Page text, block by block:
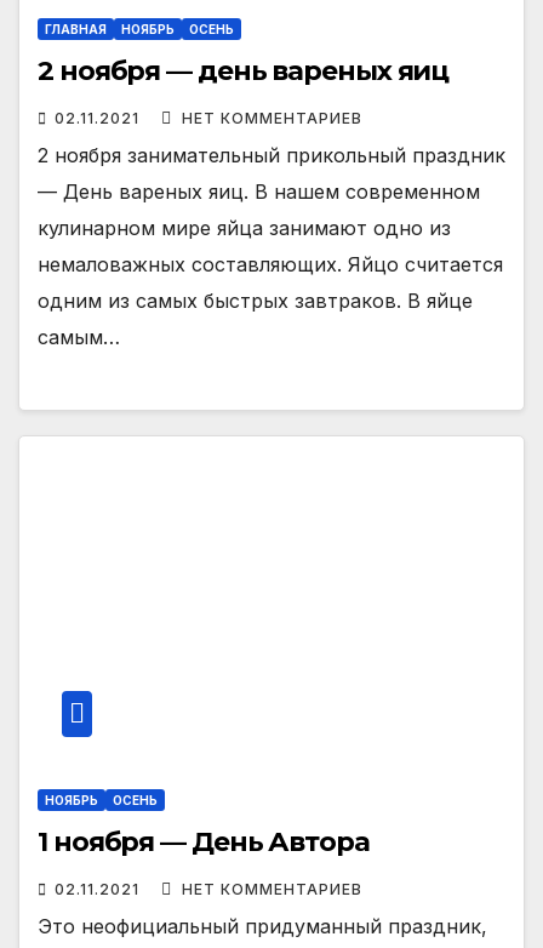
ГЛАВНАЯ НОЯБРЬ ОСЕНЬ
2 ноября — день вареных яиц
02.11.2021 НЕТ КОММЕНТАРИЕВ
2 ноября занимательный прикольный праздник
— День вареных яиц. В нашем современном
кулинарном мире яйца занимают одно из
немаловажных составляющих. Яйцо считается
одним из самых быстрых завтраков. В яйце
самым…
НОЯБРЬ ОСЕНЬ
1 ноября — День Автора
02.11.2021 НЕТ КОММЕНТАРИЕВ
Это неофициальный придуманный праздник,